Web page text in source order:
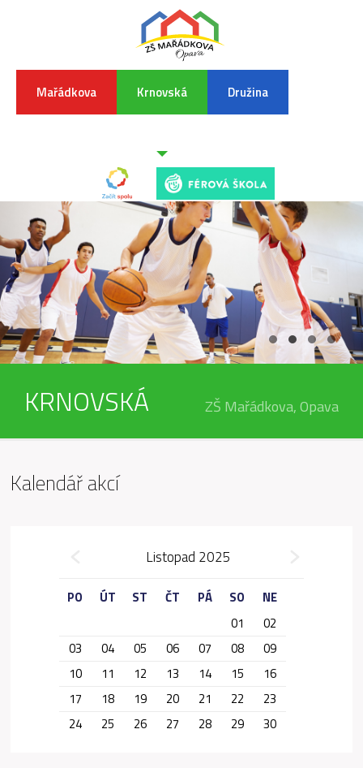
Mařádkova Krnovská Družina
KRNOVSKÁ ZŠ Mařádkova, Opava
Kalendář akcí
Listopad 2025
PO ÚT ST ČT PÁ SO
NE
01
02
03
04 05 06 07 08
09
10
11 12 13 14 15
16
17
18 19 20 21 22
23
24
25 26 27 28 29 30